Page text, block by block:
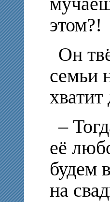
этом?!
Он
семьи
–
её
будем
на